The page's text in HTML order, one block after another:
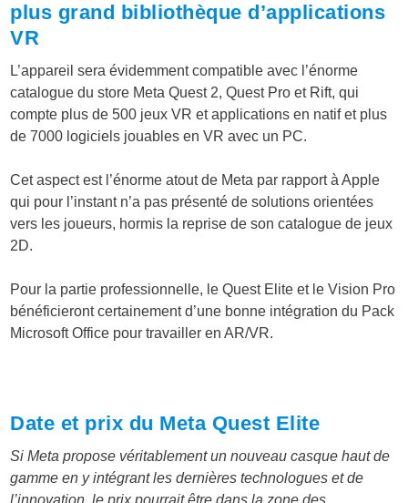
plus grand bibliothèque d’applications
VR
L’appareil sera évidemment compatible avec l’énorme
catalogue du store Meta Quest 2, Quest Pro et Rift, qui
compte plus de 500 jeux VR et applications en natif et plus
de 7000 logiciels jouables en VR avec un PC.
Cet aspect est l’énorme atout de Meta par rapport à Apple
qui pour l’instant n’a pas présenté de solutions orientées
vers les joueurs, hormis la reprise de son catalogue de jeux
2D.
Pour la partie professionnelle, le Quest Elite et le Vision Pro
bénéficieront certainement d’une bonne intégration du Pack
Microsoft Office pour travailler en AR/VR.
Date et prix du Meta Quest Elite
Si Meta propose véritablement un nouveau casque haut de
gamme en y intégrant les dernières technologues et de
l’innovation, le prix pourrait être dans la zone des